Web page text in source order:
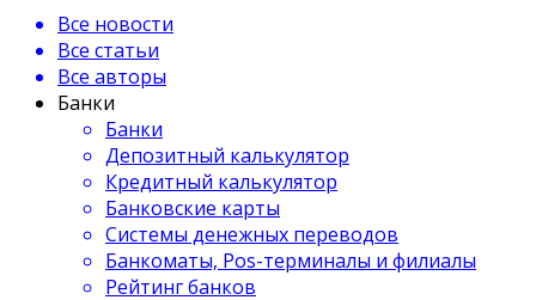
Все новости
Все статьи
Все авторы
Банки
Банки
Депозитный калькулятор
Кредитный калькулятор
Банковские карты
Системы денежных переводов
Банкоматы, Pos-терминалы и филиалы
Рейтинг банков